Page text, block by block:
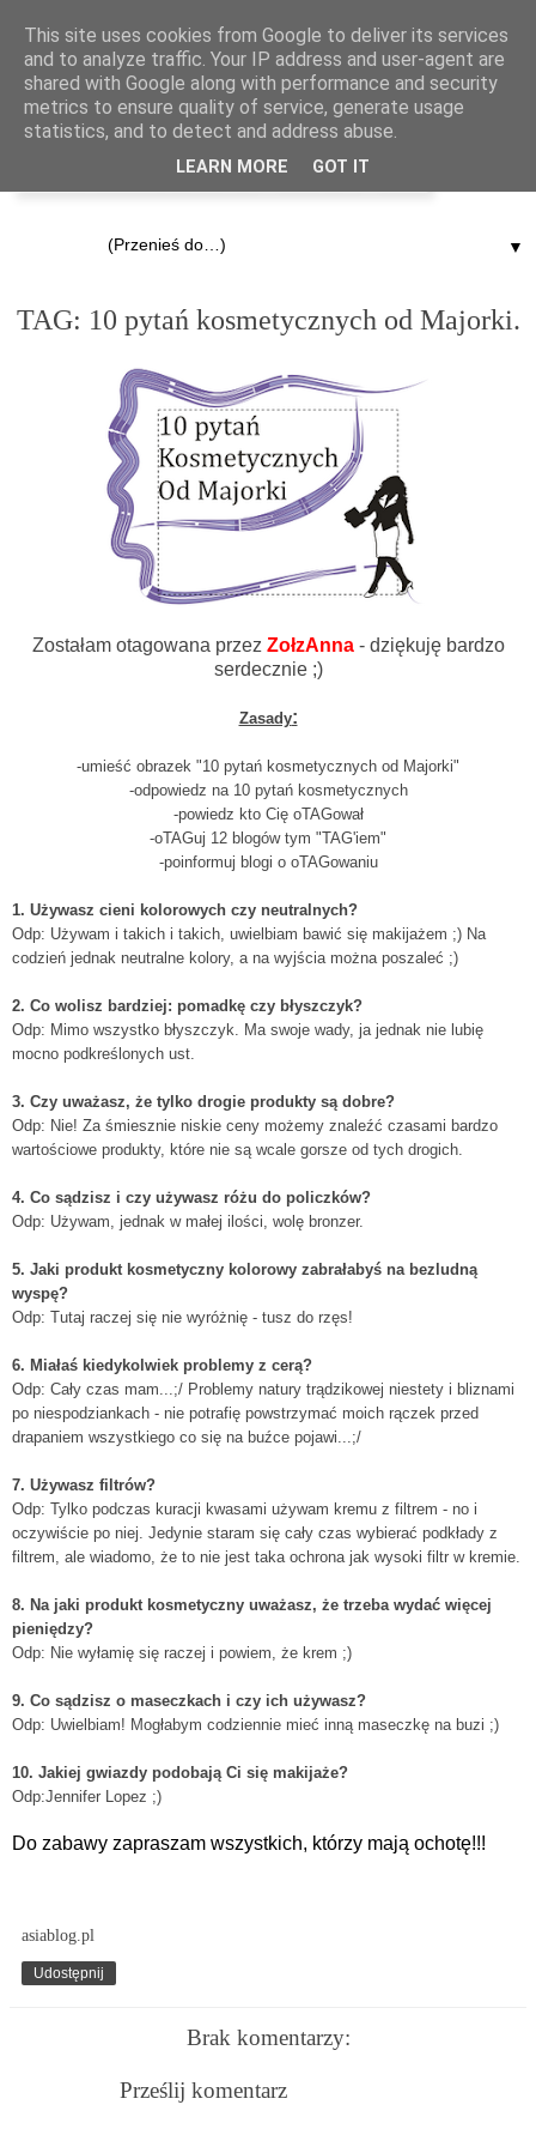
▼
TAG: 10 pytań kosmetycznych od Majorki.
Zostałam otagowana przez ZołzAnna- dziękuję bardzo
serdecznie ;)
Zasady:
-umieść obrazek "10 pytań kosmetycznych od Majorki"
-odpowiedz na 10 pytań kosmetycznych
-powiedz kto Cię oTAGował
-oTAGuj 12 blogów tym "TAG'iem"
-poinformuj blogi o oTAGowaniu
1. Używasz cieni kolorowych czy neutralnych?
Odp: Używam i takich i takich, uwielbiam bawić się makijażem ;) Na
codzień jednak neutralne kolory, a na wyjścia można poszaleć ;)
2. Co wolisz bardziej: pomadkę czy błyszczyk?
Odp: Mimo wszystko błyszczyk. Ma swoje wady, ja jednak nie lubię
mocno podkreślonych ust.
3. Czy uważasz, że tylko drogie produkty są dobre?
Odp: Nie! Za śmiesznie niskie ceny możemy znaleźć czasami bardzo
wartościowe produkty, które nie są wcale gorsze od tych drogich.
4. Co sądzisz i czy używasz różu do policzków?
Odp: Używam, jednak w małej ilości, wolę bronzer.
5. Jaki produkt kosmetyczny kolorowy zabrałabyś na bezludną
wyspę?
Odp: Tutaj raczej się nie wyróżnię - tusz do rzęs!
6. Miałaś kiedykolwiek problemy z cerą?
Odp: Cały czas mam...;/ Problemy natury trądzikowej niestety i bliznami
po niespodziankach - nie potrafię powstrzymać moich rączek przed
drapaniem wszystkiego co się na buźce pojawi...;/
7. Używasz filtrów?
Odp: Tylko podczas kuracji kwasami używam kremu z filtrem - no i
oczywiście po niej. Jedynie staram się cały czas wybierać podkłady z
filtrem, ale wiadomo, że to nie jest taka ochrona jak wysoki filtr w kremie.
8. Na jaki produkt kosmetyczny uważasz, że trzeba wydać więcej
pieniędzy?
Odp: Nie wyłamię się raczej i powiem, że krem ;)
9. Co sądzisz o maseczkach i czy ich używasz?
Odp: Uwielbiam! Mogłabym codziennie mieć inną maseczkę na buzi ;)
10. Jakiej gwiazdy podobają Ci się makijaże?
Odp:Jennifer Lopez ;)
Do zabawy zapraszam wszystkich, którzy mają ochotę!!!
asiablog.pl
Udostępnij
Brak komentarzy:
Prześlij komentarz
This site uses cookies from Google to deliver its services
and to analyze traffic. Your IP address and user-agent are
shared with Google along with performance and security
metrics to ensure quality of service, generate usage
statistics, and to detect and address abuse.
LEARN MORE GOT IT